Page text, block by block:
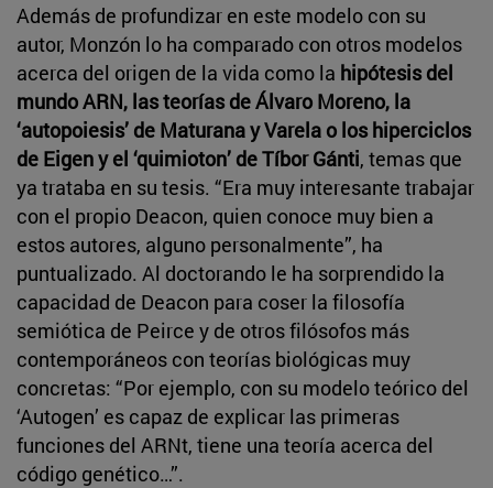
Además de profundizar en este modelo con su
autor, Monzón lo ha comparado con otros modelos
acerca del origen de la vida como la hipótesis del
mundo ARN, las teorías de Álvaro Moreno, la
‘autopoiesis’ de Maturana y Varela o los hiperciclos
de Eigen y el ‘quimioton’ de Tíbor Gánti, temas que
ya trataba en su tesis. “Era muy interesante trabajar
con el propio Deacon, quien conoce muy bien a
estos autores, alguno personalmente”, ha
puntualizado. Al doctorando le ha sorprendido la
capacidad de Deacon para coser la filosofía
semiótica de Peirce y de otros filósofos más
contemporáneos con teorías biológicas muy
concretas: “Por ejemplo, con su modelo teórico del
‘Autogen’ es capaz de explicar las primeras
funciones del ARNt, tiene una teoría acerca del
código genético…”.